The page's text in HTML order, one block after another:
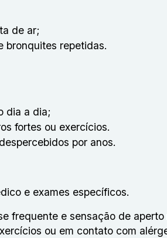
de ar;
bronquites repetidas.
dia a dia;
fortes ou exercícios.
por anos.
e exames específicos.
frequente e sensação de aperto
ou em contato com